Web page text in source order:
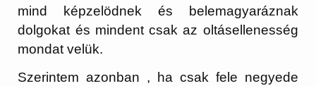
mind képzelödnek és belemagyaráznak
dolgokat és mindent csak az oltásellenesség
mondat velük.
Szerintem azonban , ha csak fele negyede